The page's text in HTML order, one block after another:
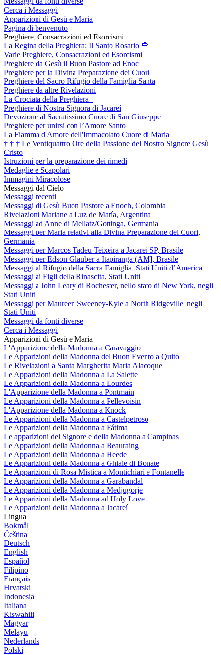
Cerca i Messaggi
Apparizioni di Gesù e Maria
Pagina di benvenuto
Preghiere, Consacrazioni ed Esorcismi
La Regina della Preghiera: Il Santo Rosario 🌹
Varie Preghiere, Consacrazioni ed Esorcismi
Preghiere da Gesù il Buon Pastore ad Enoc
Preghiere per la Divina Preparazione dei Cuori
Preghiere del Sacro Rifugio della Famiglia Santa
Preghiere da altre Rivelazioni
La Crociata della Preghiera
Preghiere di Nostra Signora di Jacareí
Devozione al Sacratissimo Cuore di San Giuseppe
Preghiere per unirsi con l’Amore Santo
La Fiamma d'Amore dell'Immacolato Cuore di Maria
† † † Le Ventiquattro Ore della Passione del Nostro Signore Gesù
Cristo
Istruzioni per la preparazione dei rimedi
Medaglie e Scapolari
Immagini Miracolose
Messaggi dal Cielo
Messaggi recenti
Messaggi di Gesù Buon Pastore a Enoch, Colombia
Rivelazioni Mariane a Luz de María, Argentina
Messaggi ad Anne di Mellatz/Gottinga, Germania
Messaggi per Maria relativi alla Divina Preparazione dei Cuori,
Germania
Messaggi per Marcos Tadeu Teixeira a Jacareí SP, Brasile
Messaggi per Edson Glauber a Itapiranga (AM], Brasile
Messaggi al Rifugio della Sacra Famiglia, Stati Uniti d’America
Messaggi ai Figli della Rinascita, Stati Uniti
Messaggi a John Leary di Rochester, nello stato di New York, negli
Stati Uniti
Messaggi per Maureen Sweeney-Kyle a North Ridgeville, negli
Stati Uniti
Messaggi da fonti diverse
Cerca i Messaggi
Apparizioni di Gesù e Maria
L'Apparizione della Madonna a Caravaggio
Le Apparizioni della Madonna del Buon Evento a Quito
Le Rivelazioni a Santa Margherita Maria Alacoque
Le Apparizioni della Madonna a La Salette
Le Apparizioni della Madonna a Lourdes
L'Apparizione della Madonna a Pontmain
Le Apparizioni della Madonna a Pellevoisin
L'Apparizione della Madonna a Knock
Le Apparizioni della Madonna a Castelpetroso
Le Apparizioni della Madonna a Fátima
Le apparizioni del Signore e della Madonna a Campinas
Le Apparizioni della Madonna a Beauraing
Le Apparizioni della Madonna a Heede
Le Apparizioni della Madonna a Ghiaie di Bonate
Le Apparizioni di Rosa Mistica a Montichiari e Fontanelle
Le Apparizioni della Madonna a Garabandal
Le Apparizioni della Madonna a Medjugorje
Le Apparizioni della Madonna ad Holy Love
Le Apparizioni della Madonna a Jacareí
Lingua
Bokmål
Čeština
Deutsch
English
Español
Filipino
Français
Hrvatski
Indonesia
Italiana
Kiswahili
Magyar
Melayu
Nederlands
Polski